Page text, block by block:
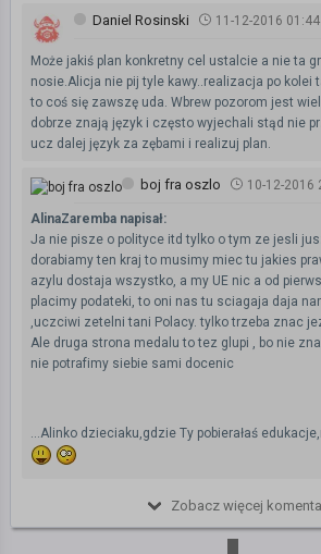
Daniel Rosinski 11-12-2016 01:44
Może jakiś plan konkretny cel ustalcie a nie ta
nosie.Alicja nie pij tyle kawy..realizacja po
to coś się zawszę uda. Wbrew pozorom jest
dobrze znają język i często wyjechali stąd nie
ucz dalej język za zębami i realizuj plan.
boj fra oszlo 10-12-2016
AlinaZaremba napisał:
Ja nie pisze o polityce itd tylko o tym ze jesli
dorabiamy ten kraj to musimy miec tu jakies
azylu dostaja wszystko, a my UE nic a od
placimy podateki, to oni nas tu sciagaja daja
,uczciwi zetelni tani Polacy. tylko trzeba znac
Ale druga strona medalu to tez glupi , bo nie
nie potrafimy siebie sami docenic
...Alinko dzieciaku,gdzie Ty pobierałaś
Zobacz więcej